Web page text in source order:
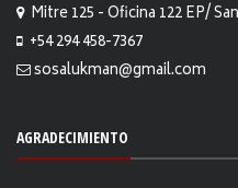
Mitre 125 - Oficina 122 EP/
+54 294 458-7367
sosalukman@gmail.com
AGRADECIMIENTO